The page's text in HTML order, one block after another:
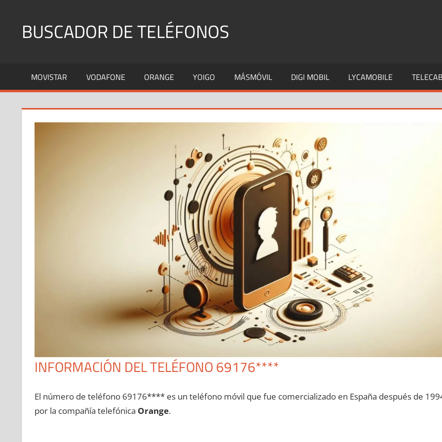
contenidoBUSCADOR DE TELÉFONOS
Fijos
y
MOVISTAR VODAFONE ORANGE YOIGO MÁSMÓVIL DIGI MOBIL LYCAMOBILE
INFORMACIÓN DEL TELÉFONO 69176****
El número dе teléfono 69176**** es un teléfono móvil quе fue comercializado en España después dе
pοr la compañía telefónica Orange.